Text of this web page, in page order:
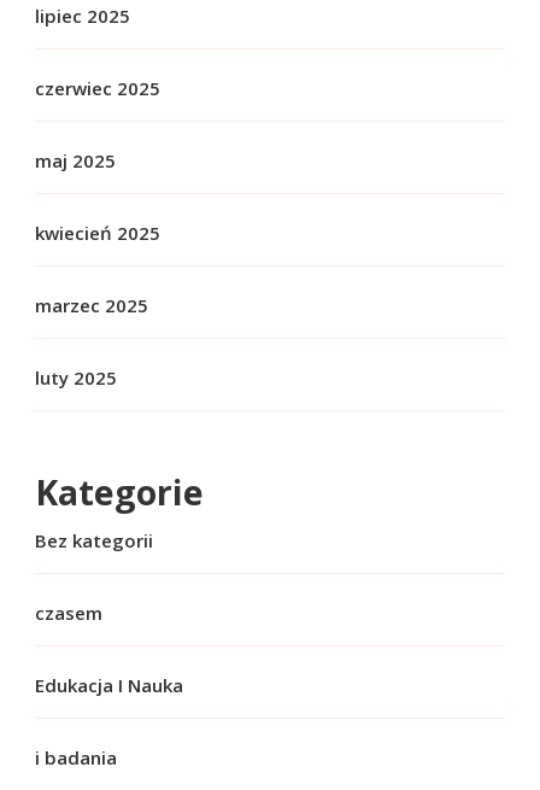
lipiec 2025
czerwiec 2025
maj 2025
kwiecień 2025
marzec 2025
luty 2025
Kategorie
Bez kategorii
czasem
Edukacja I Nauka
i badania